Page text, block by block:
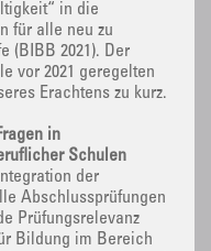
in die
für alle neu zu
(BIBB 2021). Der
vor 2021 geregelten
Erachtens zu kurz.
in
Schulen
der
Abschlussprüfungen
Prüfungsrelevanz
Bildung im Bereich